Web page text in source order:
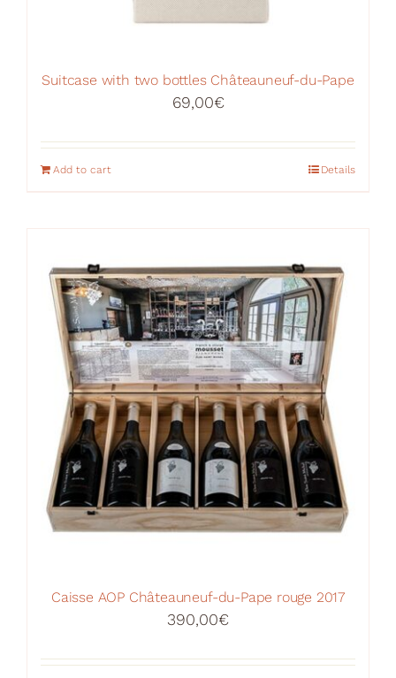
Suitcase with two bottles Châteauneuf-du-Pape
69,00€
Add to cart Details
Caisse AOP Châteauneuf-du-Pape rouge 2017
390,00€